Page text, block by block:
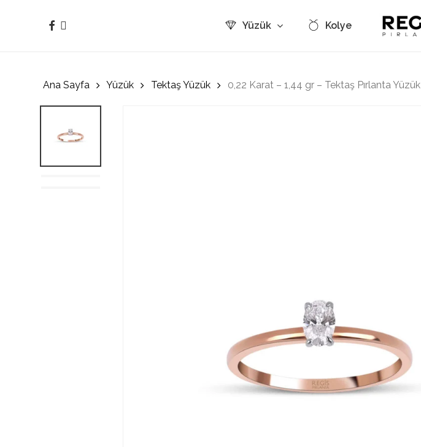
Yüzük Kolye
facebook
instagram
Ana Sayfa Yüzük Tektaş Yüzük 0,22 Karat – 1,44 gr – Tektaş Pırlanta Yüzük